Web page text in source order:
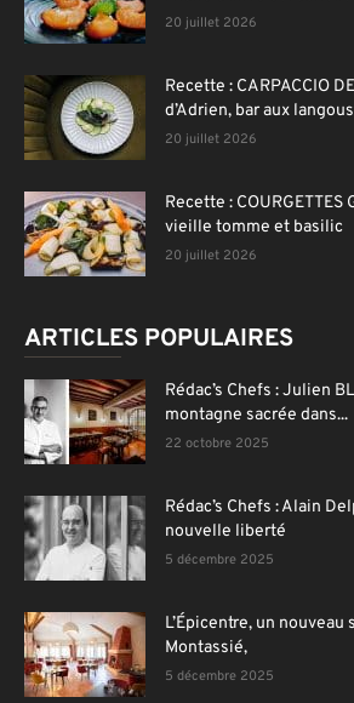
20 juillet 2026
Recette : CARPACCIO
d’Adrien, bar aux
20 juillet 2026
Recette : COURGETTES
vieille tomme et basilic
20 juillet 2026
ARTICLES POPULAIRES
Rédac’s Chefs : Julien
montagne sacrée dans...
22 octobre 2025
Rédac’s Chefs : Alain
nouvelle liberté
5 décembre 2025
L’Épicentre, un
Montassié,
5 décembre 2025